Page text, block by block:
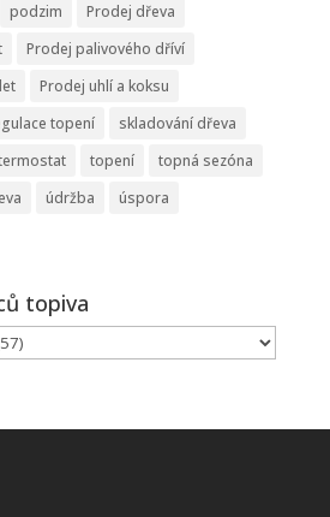
podzim
Prodej dřeva
Prodej palivového dříví
Prodej uhlí a koksu
topení
skladování dřeva
topení
topná sezóna
údržba
úspora
topiva